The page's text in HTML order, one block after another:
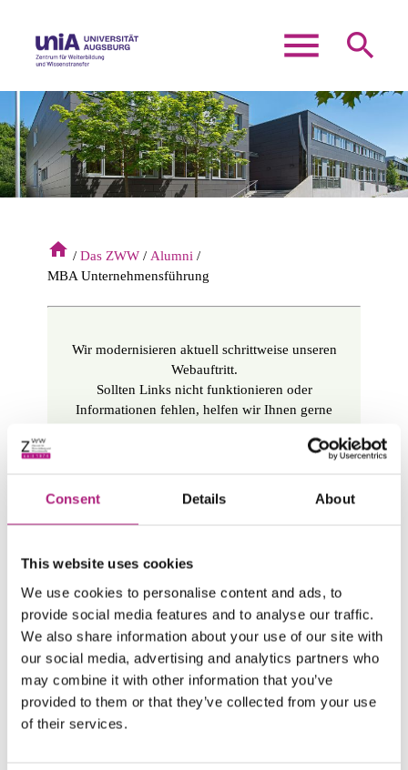
Consent Details About
This website uses cookies
We use cookies to personalise content and ads, to
provide social media features and to analyse our traffic.
We also share information about your use of our site with
our social media, advertising and analytics partners who
may combine it with other information that you’ve
provided to them or that they’ve collected from your use
of their services.
menu search
Suchbegriffe SUCHEN
home Das ZWW
Alumni
MBA Unternehmensführung
Wir modernisieren aktuell schrittweise unseren
Webauftritt.
Sollten Links nicht funktionieren oder
Informationen fehlen, helfen wir Ihnen gerne
MBA Unternehmensführung
Sehr geehrte Studieninteressierte,
ob ein MBA-Studium das Richtige für Sie ist, können
Sie vorab mit unseren neuen Zertifikatskursen
herausfinden. Unsere Kurse „Management Essentials“
und „Leadership Essentials“ bieten Ihnen hier die
beste Entscheidungshilfe, da in diesen Kurens
dieselben Kernbereiche wie im MBA thematisiert
werden, ohne die langfristige Verpflichtung, die ein